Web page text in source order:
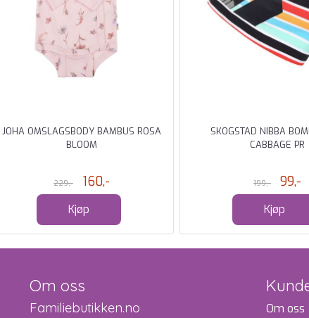
JOHA OMSLAGSBODY BAMBUS ROSA
BLOOM
229,- 160,-
Kjøp
SKOGSTAD NIBBA
CABBAGE PR
199,- 99,-
Kjøp
Om oss
Familiebutikken.no
Om oss